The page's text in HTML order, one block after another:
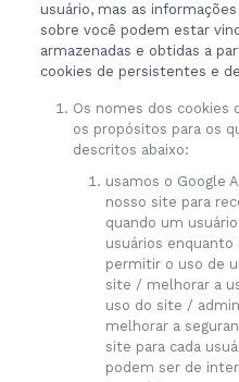
usuário, mas as
sobre você podem estar
armazenadas e obtidas a
cookies de persistentes e
Os nomes dos cookies
os propósitos para os
descritos abaixo:
usamos o Google
nosso site para
quando um
usuários
permitir o uso de
site / melhorar a
uso do site /
melhorar a
site para cada
podem ser de